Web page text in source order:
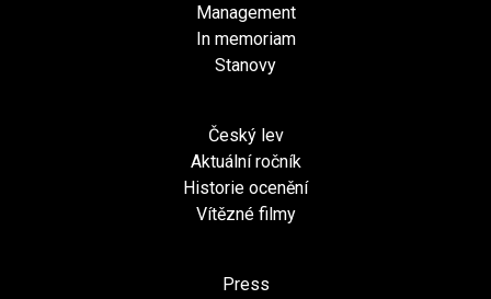
Management
In memoriam
Stanovy
Český lev
Aktuální ročník
Historie ocenění
Vítězné filmy
Press